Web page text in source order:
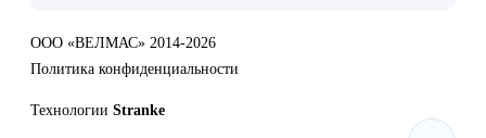
ООО «ВЕЛМАС» 2014-2026
Политика конфиденциальности
Технологии Stranke